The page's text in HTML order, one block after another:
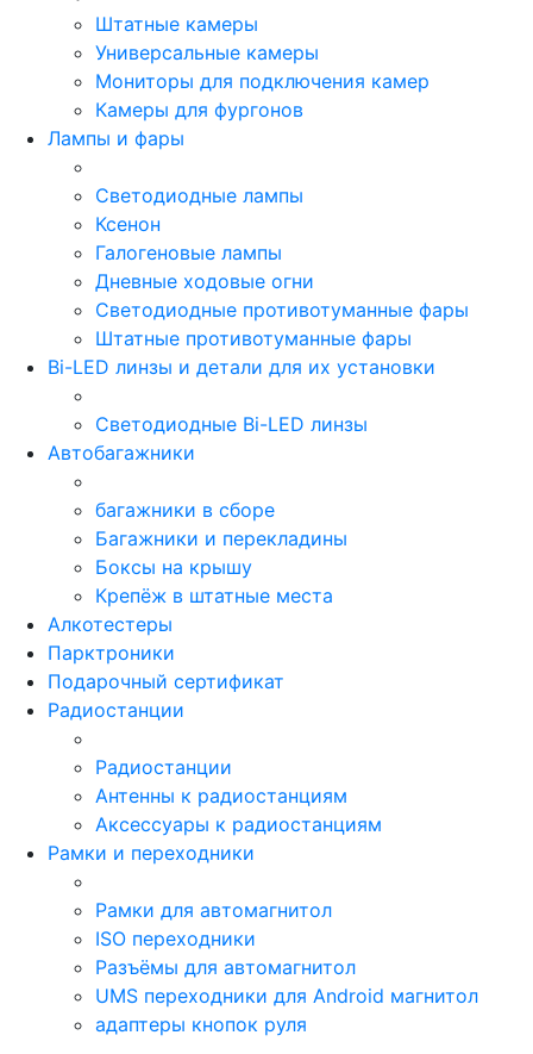
Штатные камеры
Универсальные камеры
Мониторы для подключения камер
Камеры для фургонов
Лампы и фары
Светодиодные лампы
Ксенон
Галогеновые лампы
Дневные ходовые огни
Светодиодные противотуманные фары
Штатные противотуманные фары
Bi-LED линзы и детали для их установки
Светодиодные Bi-LED линзы
Автобагажники
багажники в сборе
Багажники и перекладины
Боксы на крышу
Крепёж в штатные места
Алкотестеры
Парктроники
Подарочный сертификат
Радиостанции
Радиостанции
Антенны к радиостанциям
Аксессуары к радиостанциям
Рамки и переходники
Рамки для автомагнитол
ISO переходники
Разъёмы для автомагнитол
UMS переходники для Android магнитол
адаптеры кнопок руля